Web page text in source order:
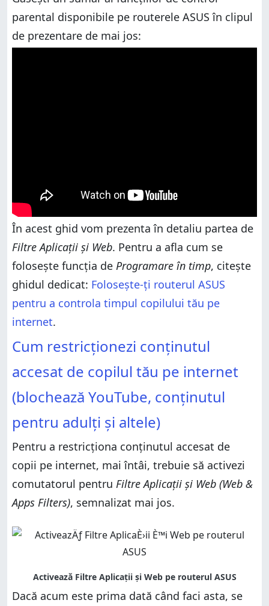
parental disponibile pe routerele ASUS în clipul
de prezentare de mai jos:
În acest ghid vom prezenta în detaliu partea de
Filtre Aplicații și Web. Pentru a afla cum se
folosește funcția de Programare în timp, citește
ghidul dedicat: Folosește-ți routerul ASUS
pentru a controla timpul copilului tău pe
internet.
Cum restricționezi conținutul
accesat de copilul tău pe internet
(blochează YouTube, conținutul
pentru adulți și altele)
Pentru a restricționa conținutul accesat de
copii pe internet, mai întâi, trebuie să activezi
comutatorul pentru Filtre Aplicații și Web (Web &
Apps Filters), semnalizat mai jos.
Dacă acum este prima dată când faci asta, se